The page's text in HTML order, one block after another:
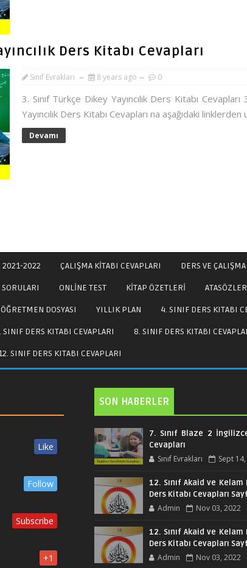
Ders Kitabı Cevapları
Sınıf Evrakları 8 years ago 0
3. Sınıf Türkçe Dikey Yayıncılık Ders Kitabı Cevapları
Yayıncılık Ders Kitabı Cevapları na aşağıdaki linklerden
Devamı
2021-2022 ÇALIŞMA KİTABI CEVAPLARI DERS VE
ONLİNE TEST KİTAP ÖZETLERİ
ÖĞRETMEN DOSYASI YILLIK PLAN 4. SINIF DERS KITABI
SINIF DERS KITABI CEVAPLARI 8. SINIF DERS KITABI
SINIF DERS KITABI CEVAPLARI
Like
Follow
Subscribe
+1
SON HABERLER
7. Sınıf Blaze 2
Cevapları
Sınıf Evrakları Sept
12. Sınıf Akaid ve Kelam
Ders Kitabı Cevapları
Admin Nov 03, 2022
12. Sınıf Akaid ve Kelam
Ders Kitabı Cevapları
Admin Nov 03, 2022